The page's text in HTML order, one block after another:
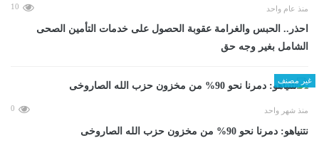
منذ عام واحد 10
احذر.. الحبس والغرامة عقوبة الحصول على خدمات التأمين الصحى
الشامل بغير وجه حق
غير مصنف
منذ شهر واحد 0
نتنياهو: دمرنا نحو 90% من مخزون حزب الله الصاروخى